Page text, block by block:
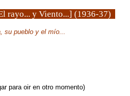
rayo... y Viento...] (1936-37)
su pueblo y el mío...
para oir en otro momento)